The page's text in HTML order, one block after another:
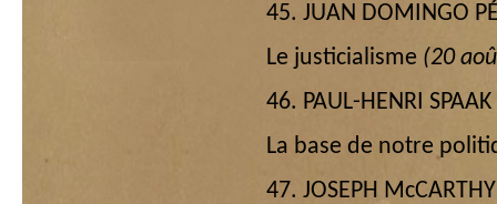
45. JUAN DOMINGO
Le justicialisme (20
46. PAUL-HENRI SPAAK
La base de notre
47. JOSEPH McCARTHY